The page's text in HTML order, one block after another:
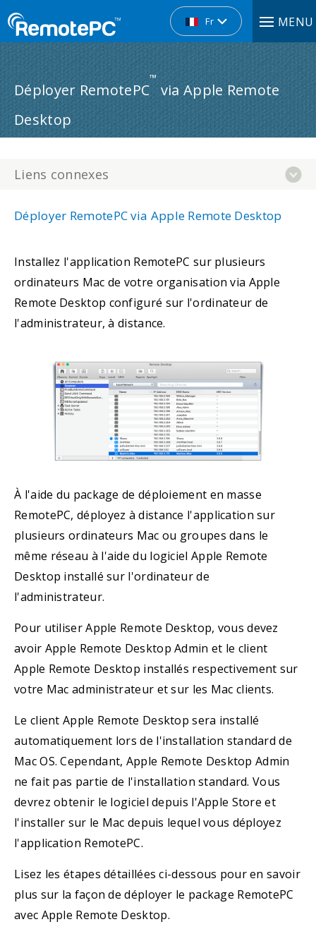
Fr MENU
Déployer RemotePC
™
via Apple Remote
Desktop
Liens connexes
Déployer RemotePC via Apple Remote Desktop
Installez l'application RemotePC sur plusieurs
ordinateurs Mac de votre organisation via Apple
Remote Desktop configuré sur l'ordinateur de
l'administrateur, à distance.
À l'aide du package de déploiement en masse
RemotePC, déployez à distance l'application sur
plusieurs ordinateurs Mac ou groupes dans le
même réseau à l'aide du logiciel Apple Remote
Desktop installé sur l'ordinateur de
l'administrateur.
Pour utiliser Apple Remote Desktop, vous devez
avoir Apple Remote Desktop Admin et le client
Apple Remote Desktop installés respectivement sur
votre Mac administrateur et sur les Mac clients.
Le client Apple Remote Desktop sera installé
automatiquement lors de l'installation standard de
Mac OS. Cependant, Apple Remote Desktop Admin
ne fait pas partie de l'installation standard. Vous
devrez obtenir le logiciel depuis l'Apple Store et
l'installer sur le Mac depuis lequel vous déployez
l'application RemotePC.
Lisez les étapes détaillées ci-dessous pour en savoir
plus sur la façon de déployer le package RemotePC
avec Apple Remote Desktop.